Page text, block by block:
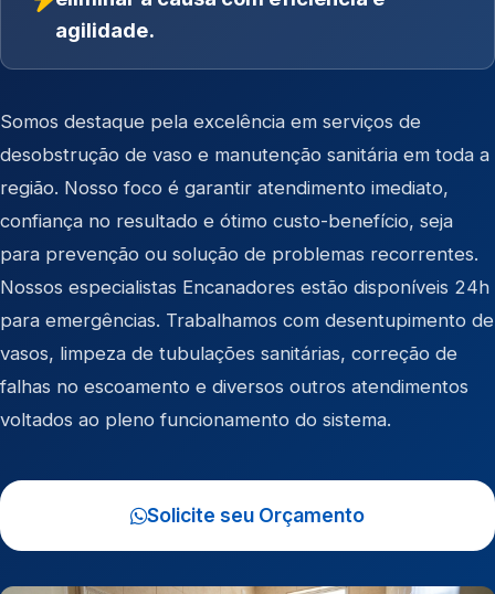
agilidade.
Somos destaque pela excelência em serviços de
desobstrução de vaso e manutenção sanitária em toda a
região. Nosso foco é garantir atendimento imediato,
confiança no resultado e ótimo custo-benefício, seja
para prevenção ou solução de problemas recorrentes.
Nossos especialistas Encanadores estão disponíveis 24h
para emergências. Trabalhamos com desentupimento de
vasos, limpeza de tubulações sanitárias, correção de
falhas no escoamento e diversos outros atendimentos
voltados ao pleno funcionamento do sistema.
Solicite seu Orçamento